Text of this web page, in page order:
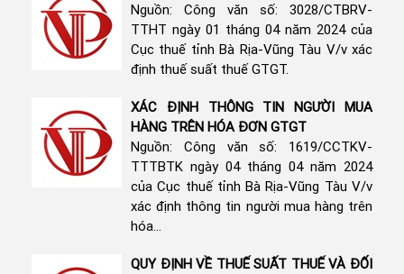
Nguồn: Công văn số: 3028/CTBRV-
TTHT ngày 01 tháng 04 năm 2024 của
Cục thuế tỉnh Bà Rịa-Vũng Tàu V/v xác
định thuế suất thuế GTGT.
XÁC ĐỊNH THÔNG TIN NGƯỜI MUA
HÀNG TRÊN HÓA ĐƠN GTGT
Nguồn: Công văn số: 1619/CCTKV-
TTTBTK ngày 04 tháng 04 năm 2024
của Cục thuế tỉnh Bà Rịa-Vũng Tàu V/v
xác định thông tin người mua hàng trên
hóa...
QUY ĐỊNH VỀ THUẾ SUẤT THUẾ VÀ ĐỐI